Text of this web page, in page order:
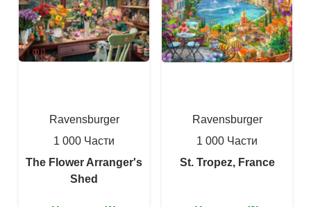
Ravensburger
1 000 Части
The Flower Arranger's
Shed
Ravensburger
1 000 Части
St. Tropez, France